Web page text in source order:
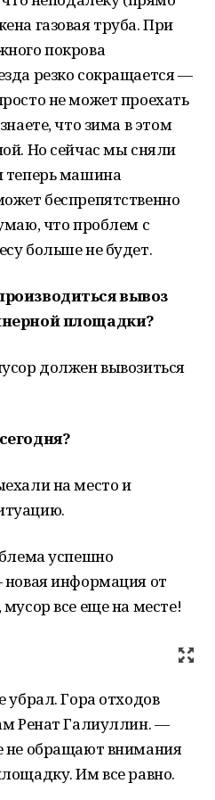
газовая труба. При
покрова
резко сокращается —
не может проехать
что зима в этом
Но сейчас мы сняли
теперь машина
беспрепятственно
что проблем с
больше не будет.
вывоз
площадки?
должен вывозиться
на место и
успешно
информация от
все еще на месте!
Гора отходов
Ренат Галиуллин. —
не обращают внимания
Им все равно.